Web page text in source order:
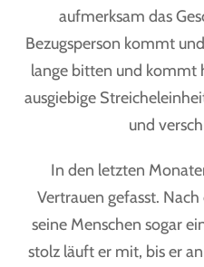
aufmerksam das
Bezugsperson kommt
lange bitten und kommt
ausgiebige
und
In den letzten
Vertrauen gefasst.
seine Menschen sogar
stolz läuft er mit, bis er